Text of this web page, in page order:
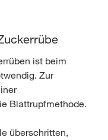
ist beim
Zur
Blattrupfmethode.
überschritten,